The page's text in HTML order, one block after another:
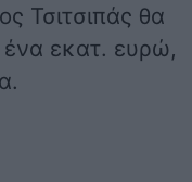
Τσιτσιπάς θα
ένα εκατ. ευρώ,